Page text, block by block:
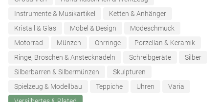
Instrumente & Musikartikel
Ketten & Anhänger
Kristall & Glas
Möbel & Design
Modeschmuck
Motorrad
Münzen Ohrringe
Porzellan & Keramik
Ringe, Broschen & Anstecknadeln
Schreibgeräte
Silber
Silberbarren & Silbermünzen
Skulpturen
Spielzeug & Modellbau
Teppiche Uhren
Varia